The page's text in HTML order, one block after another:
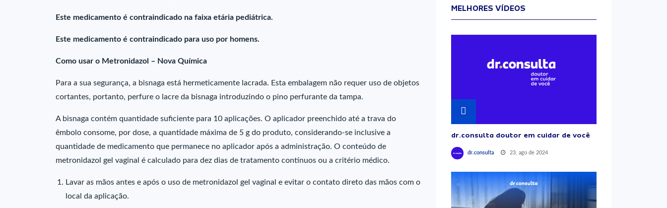
Este medicamento é contraindicado na faixa etária pediátrica.
Este medicamento é contraindicado para uso por homens.
Como usar o Metronidazol – Nova Química
Para a sua segurança, a bisnaga está hermeticamente lacrada. Esta embalagem não requer uso de objetos
cortantes, portanto, perfure o lacre da bisnaga introduzindo o pino perfurante da tampa.
A bisnaga contém quantidade suficiente para 10 aplicações. O aplicador preenchido até a trava do
êmbolo consome, por dose, a quantidade máxima de 5 g do produto, considerando-se inclusive a
quantidade de medicamento que permanece no aplicador após a administração. O conteúdo de
metronidazol gel vaginal é calculado para dez dias de tratamento contínuos ou a critério médico.
Lavar as mãos antes e após o uso de metronidazol gel vaginal e evitar o contato direto das mãos com o
local da aplicação.
MELHORES VÍDEOS
dr.consulta doutor em cuidar de você
dr.consulta 23, ago de 2024